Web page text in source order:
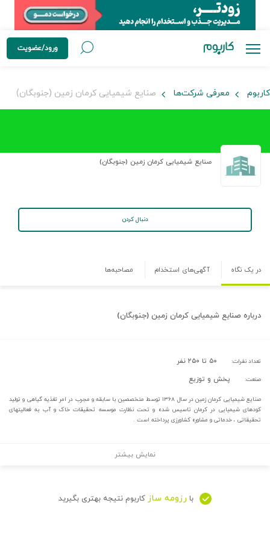
ورود/عضویت
کاربوم معرفی شرکت‌ها صنایع شیمیایی کرمان زمین (جنوبگان)
صنایع شیمیایی کرمان زمین (جنوبگان)
دنبال کردن
در یک نگاه آگهی‌های استخدام مصاحبه‌ها
درباره صنایع شیمیایی کرمان زمین (جنوبگان)
تعداد نفرات: ۵۰ تا ۲۵۰ نفر
صنعت: پخش و توزیع
صنایع شیمیایی کرمان زمین در سال ۱۳۶۸ توسط متخصصین با سابقه و مجرب در امر تغذیه گیاهی و تولید
کودهای شیمیایی در کرمان تاسیس شده و تحت نظارت موسسه تحقیقات خاک و آب به فعالیتهای
تحقیقاتی ، خدماتی و مشاوره کشاورزی پرداخته است .
نمایش بیشتر
با رزومه ساز کاربوم نتیجه بهتری بگیرید